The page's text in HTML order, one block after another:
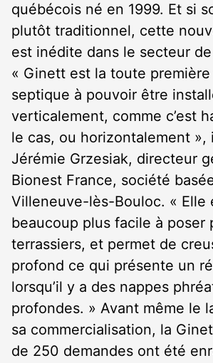
québécois né en 1999. Et si
plutôt traditionnel, cette
est inédite dans le secteur de
« Ginett est la toute première
septique à pouvoir être
verticalement, comme c’est
le cas, ou horizontalement »,
Jérémie Grzesiak, directeur
Bionest France, société
Villeneuve-lès-Bouloc. « Elle
beaucoup plus facile à poser
terrassiers, et permet de
profond ce qui présente un
lorsqu’il y a des nappes
profondes. » Avant même le
sa commercialisation, la
de 250 demandes ont été